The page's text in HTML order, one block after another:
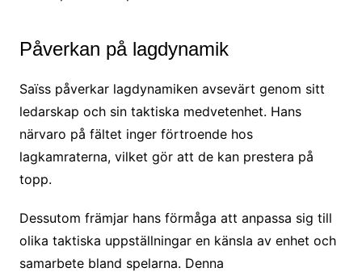
Påverkan på lagdynamik
Saïss påverkar lagdynamiken avsevärt genom sitt
ledarskap och sin taktiska medvetenhet. Hans
närvaro på fältet inger förtroende hos
lagkamraterna, vilket gör att de kan prestera på
topp.
Dessutom främjar hans förmåga att anpassa sig till
olika taktiska uppställningar en känsla av enhet och
samarbete bland spelarna. Denna